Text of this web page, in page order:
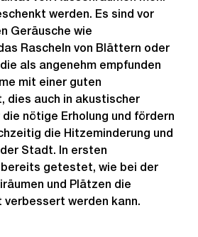
werden. Es sind vor
Geräusche wie
Rascheln von Blättern oder
als angenehm empfunden
mit einer guten
dies auch in akustischer
nötige Erholung und fördern
die Hitzeminderung und
Stadt. In ersten
getestet, wie bei der
und Plätzen die
werden kann.